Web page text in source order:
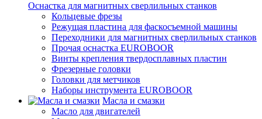
Оснастка для магнитных сверлильных станков
Кольцевые фрезы
Режущая пластина для фаскосъемной машины
Переходники для магнитных сверлильных станков
Прочая оснастка EUROBOOR
Винты крепления твердосплавных пластин
Фрезерные головки
Головки для метчиков
Наборы инструмента EUROBOOR
Масла и смазки
Масло для двигателей